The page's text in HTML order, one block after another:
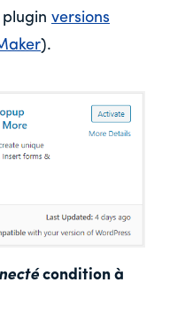
versions
).
condition à